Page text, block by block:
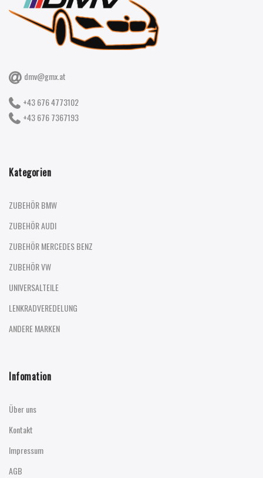
dmv@gmx.at
+43 676 4773102
+43 676 7367193
Kategorien
ZUBEHÖR BMW
ZUBEHÖR AUDI
ZUBEHÖR MERCEDES BENZ
ZUBEHÖR VW
UNIVERSALTEILE
LENKRADVEREDELUNG
ANDERE MARKEN
Infomation
Über uns
Kontakt
Impressum
AGB